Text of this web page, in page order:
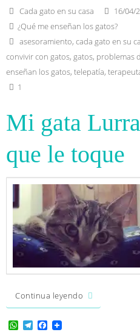
t
s
A
p
p
e
g
r
a
e
b
o
o
Cada gato en su casa
16/04/
¿Qué me enseñan los gatos?
asesoramiento, cada gato en su
convivir con gatos, gatos, problemas
enseñan los gatos, telepatía,
1
Mi gata
que le toque
Continua leyendo
W